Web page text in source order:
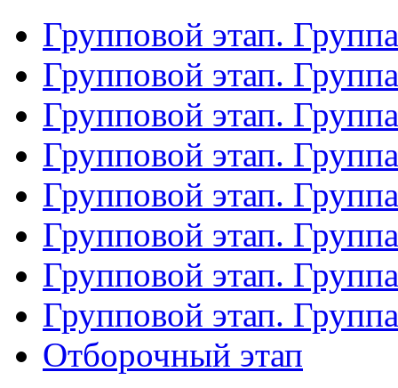
Групповой этап.
Групповой этап.
Групповой этап.
Групповой этап.
Групповой этап.
Групповой этап.
Групповой этап.
Групповой этап.
Отборочный этап